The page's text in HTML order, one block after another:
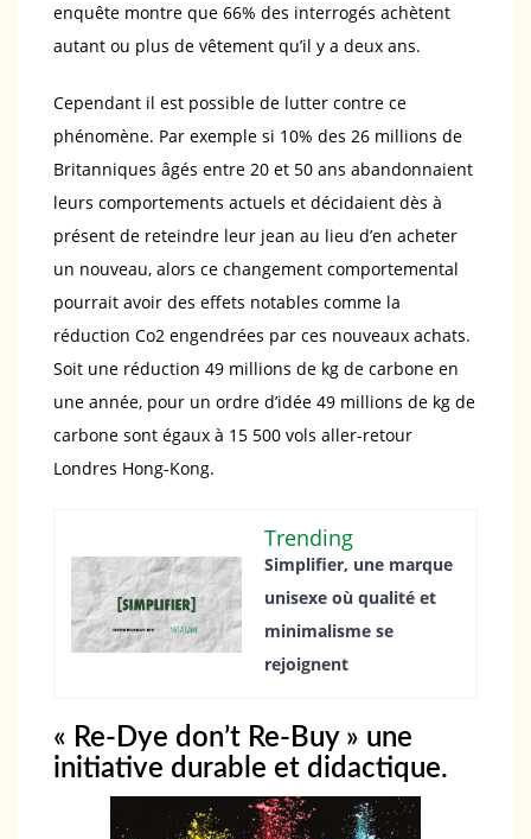
enquête montre que 66% des interrogés achètent
autant ou plus de vêtement qu’il y a deux ans.
Cependant il est possible de lutter contre ce
phénomène. Par exemple si 10% des 26 millions de
Britanniques âgés entre 20 et 50 ans abandonnaient
leurs comportements actuels et décidaient dès à
présent de reteindre leur jean au lieu d’en acheter
un nouveau, alors ce changement comportemental
pourrait avoir des effets notables comme la
réduction Co2 engendrées par ces nouveaux achats.
Soit une réduction 49 millions de kg de carbone en
une année, pour un ordre d’idée 49 millions de kg de
carbone sont égaux à 15 500 vols aller-retour
Londres Hong-Kong.
Trending
Simplifier, une marque
unisexe où qualité et
minimalisme se
rejoignent
« Re-Dye don’t Re-Buy » une
initiative durable et didactique.